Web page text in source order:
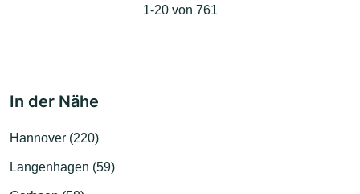
1-20 von 761
In der Nähe
Hannover (220)
Langenhagen (59)